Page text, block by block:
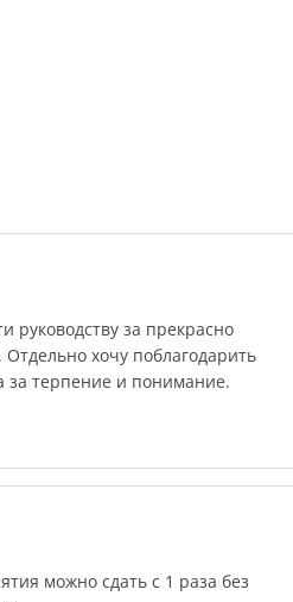
руководству за прекрасно
хочу поблагодарить
за терпение и понимание.
можно сдать с 1 раза без